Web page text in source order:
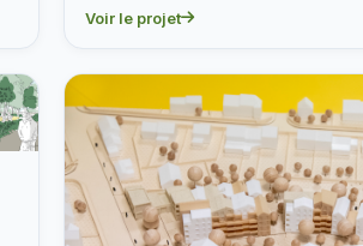
Voir le projet